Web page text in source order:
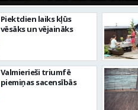
Piektdien laiks kļūs
vēsāks un vējaināks
Valmierieši triumfē
piemiņas sacensībās